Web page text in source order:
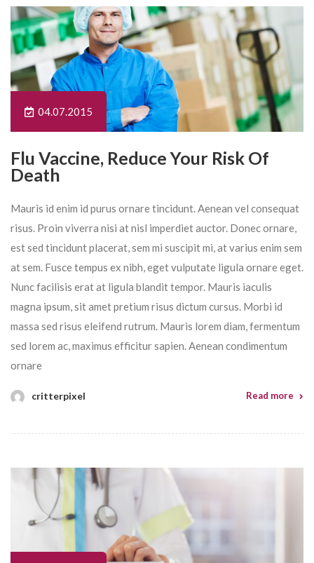
04.07.2015
Flu Vaccine, Reduce Your Risk Of
Death
Mauris id enim id purus ornare tincidunt. Aenean vel consequat
risus. Proin viverra nisi at nisl imperdiet auctor. Donec ornare,
est sed tincidunt placerat, sem mi suscipit mi, at varius enim sem
at sem. Fusce tempus ex nibh, eget vulputate ligula ornare eget.
Nunc facilisis erat at ligula blandit tempor. Mauris iaculis
magna ipsum, sit amet pretium risus dictum cursus. Morbi id
massa sed risus eleifend rutrum. Mauris lorem diam, fermentum
sed lorem ac, maximus efficitur sapien. Aenean condimentum
ornare
critterpixel Read more